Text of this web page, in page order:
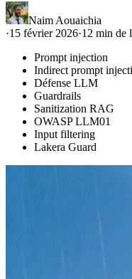
Naim Aouaichia
·15 février 2026·12 min de
Prompt injection
Indirect prompt
Défense LLM
Guardrails
Sanitization RAG
OWASP LLM01
Input filtering
Lakera Guard